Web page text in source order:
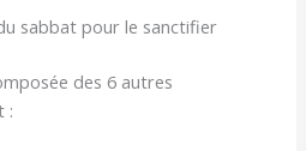
sabbat pour le sanctifier
des 6 autres
: